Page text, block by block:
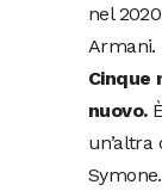
nel
Armani.
Cinque
nuovo.
Symone.